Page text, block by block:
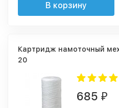
В корзину
Картридж намоточный
20
685 ₽